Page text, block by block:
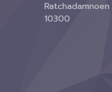
10300